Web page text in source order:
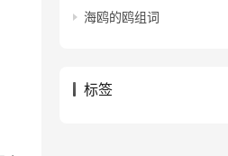
海鸥的鸥组词
标签